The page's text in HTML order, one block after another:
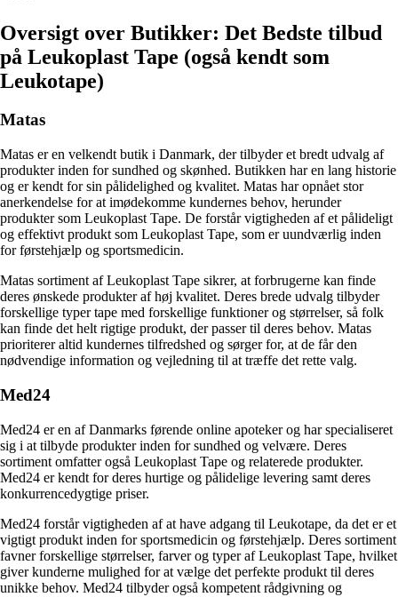
Oversigt over Butikker: Det Bedste tilbud
på Leukoplast Tape (også kendt som
Leukotape)
Matas
Matas er en velkendt butik i Danmark, der tilbyder et bredt udvalg af
produkter inden for sundhed og skønhed. Butikken har en lang historie
og er kendt for sin pålidelighed og kvalitet. Matas har opnået stor
anerkendelse for at imødekomme kundernes behov, herunder
produkter som Leukoplast Tape. De forstår vigtigheden af ​​et pålideligt
og effektivt produkt som Leukoplast Tape, som er uundværlig inden
for førstehjælp og sportsmedicin.
Matas sortiment af Leukoplast Tape sikrer, at forbrugerne kan finde
deres ønskede produkter af høj kvalitet. Deres brede udvalg tilbyder
forskellige typer tape med forskellige funktioner og størrelser, så folk
kan finde det helt rigtige produkt, der passer til deres behov. Matas
prioriterer altid kundernes tilfredshed og sørger for, at de får den
nødvendige information og vejledning til at træffe det rette valg.
Med24
Med24 er en af Danmarks førende online apoteker og har specialiseret
sig i at tilbyde produkter inden for sundhed og velvære. Deres
sortiment omfatter også Leukoplast Tape og relaterede produkter.
Med24 er kendt for deres hurtige og pålidelige levering samt deres
konkurrencedygtige priser.
Med24 forstår vigtigheden af ​​at have adgang til Leukotape, da det er et
vigtigt produkt inden for sportsmedicin og førstehjælp. Deres sortiment
favner forskellige størrelser, farver og typer af Leukoplast Tape, hvilket
giver kunderne mulighed for at vælge det perfekte produkt til deres
unikke behov. Med24 tilbyder også kompetent rådgivning og